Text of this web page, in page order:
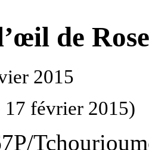
de
2015
17 février 2015)